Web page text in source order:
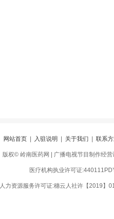
网站首页 入驻说明 关于我们 联系
版权© 岭南医药网 | 广播电视节目制作经
医疗机构执业许可证
人力资源服务许可证:穗云人社许【2019】